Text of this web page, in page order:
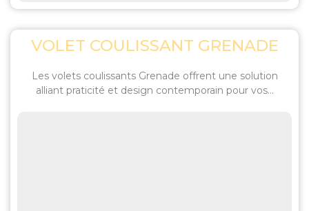
VOLET COULISSANT GRENADE
Les volets coulissants Grenade offrent une solution
alliant praticité et design contemporain pour vos...